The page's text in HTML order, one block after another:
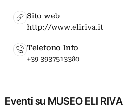
Sito web
http://www.eliriva.it
Telefono Info
+39 3937513380
Eventi su MUSEO ELI RIVA